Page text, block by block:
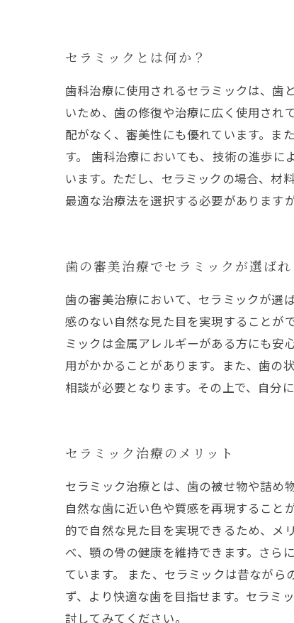
セラミックとは何か？
歯科治療に使用されるセラミックは、歯
いため、歯の修復や治療に広く使用され
配がなく、審美性にも優れています。ま
す。 歯科治療においても、技術の進歩
います。ただし、セラミックの場合、材
最適な治療法を選択する必要があります
歯の審美治療でセラミックが選ば
歯の審美治療において、セラミックが選
感のない自然な見た目を実現することが
ミックは金属アレルギーがある方にも安
用がかかることがあります。また、歯の
相談が必要となります。その上で、自分
セラミック治療のメリット
セラミック治療とは、歯の被せ物や詰め
自然な歯に近い色や質感を再現すること
的で自然な見た目を実現できるため、メ
べ、顎の骨の健康を維持できます。さら
ています。 また、セラミックは昔なが
ず、より快適な歯を目指せます。セラミ
討してみてください。